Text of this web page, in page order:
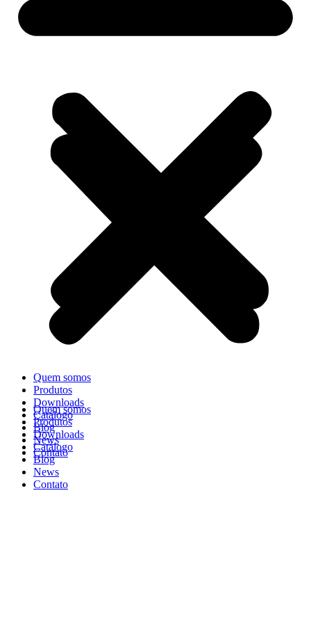
Quem somos
Produtos
Downloads
Catálogo
Blog
News
Contato
Quem somos
Produtos
Downloads
Catálogo
Blog
News
Contato